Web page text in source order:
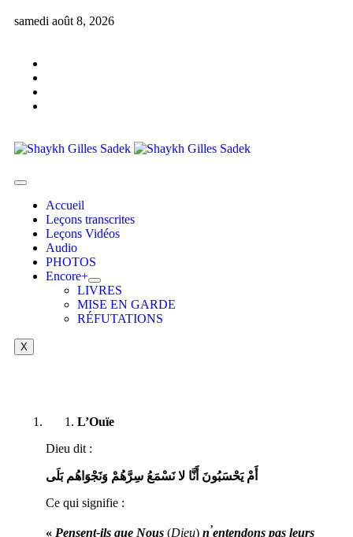
samedi août 8, 2026
Accueil
Leçons transcrites
Leçons Vidéos​
Audio
PHOTOS
Encore+
LIVRES
MISE EN GARDE
RÉFUTATIONS
X
L’Ouïe
Dieu dit :
أَمْ يَحْسَبُونَ أَنَّا لا نَسْمَعُ سِرَّهُمْ وَنَجْوَاهُم بَلَى
Ce qui signifie :
« Pensent-ils que Nous (Dieu) n’entendons pas leurs